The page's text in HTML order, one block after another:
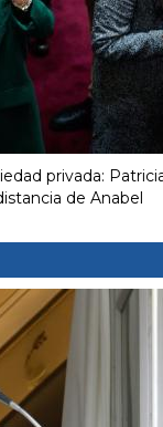
privada:
de Anabel